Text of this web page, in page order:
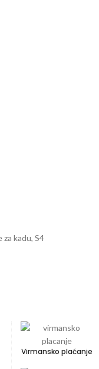
za kadu, S4
Virmansko plaćanje